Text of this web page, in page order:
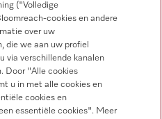
4
("Volledige
cookies en andere
over uw
die we aan uw profiel
via verschillende kanalen
Door "Alle cookies
u in met alle cookies en
cookies en
essentiële cookies". Meer